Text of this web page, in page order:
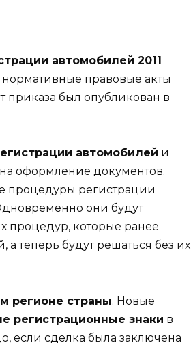
автомобилей 2011
правовые акты
приказа был опубликован в
автомобилей и
оформление документов.
процедуры регистрации
они будут
процедур, которые ранее
а теперь будут решаться без их
регионе страны. Новые
регистрационные знаки в
если сделка была заключена